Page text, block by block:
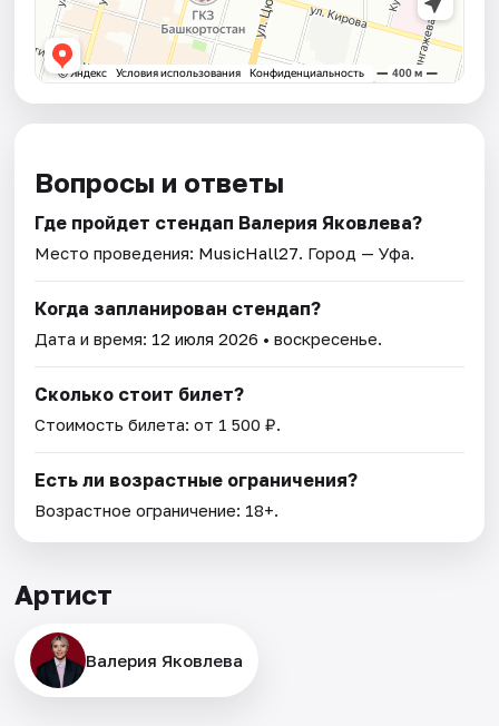
Вопросы и ответы
Где пройдет стендап Валерия Яковлева?
Место проведения: MusicHall27. Город — Уфа.
Когда запланирован стендап?
Дата и время: 12 июля 2026 • воскресенье.
Сколько стоит билет?
Стоимость билета: от 1 500 ₽.
Есть ли возрастные ограничения?
Возрастное ограничение: 18+.
Артист
Валерия Яковлева